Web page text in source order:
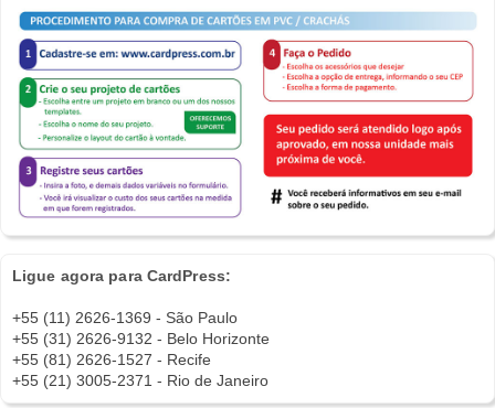
Ligue agora para CardPress:
+55 (11) 2626-1369 - São Paulo
+55 (31) 2626-9132 - Belo Horizonte
+55 (81) 2626-1527 - Recife
+55 (21) 3005-2371 - Rio de Janeiro